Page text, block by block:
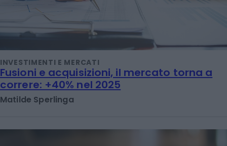
INVESTIMENTI E MERCATI
Fusioni e acquisizioni, il mercato torna a
correre: +40% nel 2025
Matilde Sperlinga